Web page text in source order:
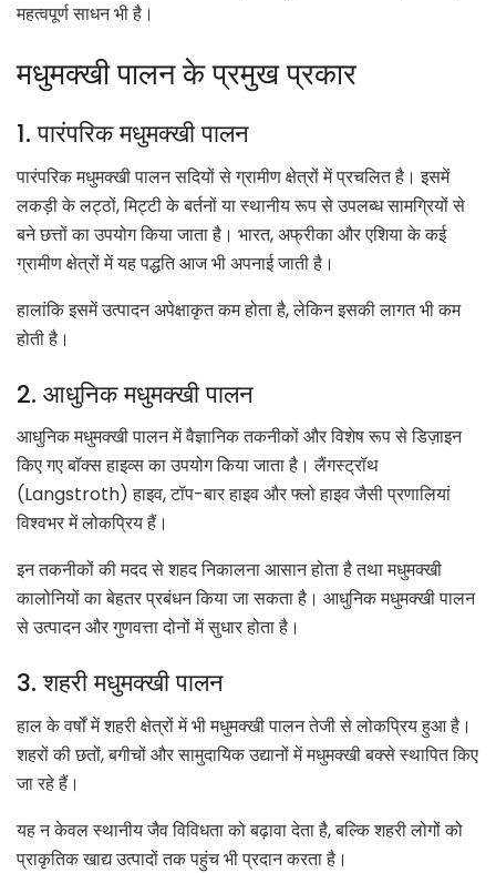
महत्वपूर्ण साधन भी है।
मधुमक्खी पालन के प्रमुख प्रकार
1. पारंपरिक मधुमक्खी पालन
पारंपरिक मधुमक्खी पालन सदियों से ग्रामीण क्षेत्रों में प्रचलित है। इसमें
लकड़ी के लट्ठों, मिट्टी के बर्तनों या स्थानीय रूप से उपलब्ध सामग्रियों से
बने छत्तों का उपयोग किया जाता है। भारत, अफ्रीका और एशिया के कई
ग्रामीण क्षेत्रों में यह पद्धति आज भी अपनाई जाती है।
हालांकि इसमें उत्पादन अपेक्षाकृत कम होता है, लेकिन इसकी लागत भी कम
होती है।
2. आधुनिक मधुमक्खी पालन
आधुनिक मधुमक्खी पालन में वैज्ञानिक तकनीकों और विशेष रूप से डिज़ाइन
किए गए बॉक्स हाइव्स का उपयोग किया जाता है। लैंगस्ट्रॉथ
(Langstroth) हाइव, टॉप-बार हाइव और फ्लो हाइव जैसी प्रणालियां
विश्वभर में लोकप्रिय हैं।
इन तकनीकों की मदद से शहद निकालना आसान होता है तथा मधुमक्खी
कालोनियों का बेहतर प्रबंधन किया जा सकता है। आधुनिक मधुमक्खी पालन
से उत्पादन और गुणवत्ता दोनों में सुधार होता है।
3. शहरी मधुमक्खी पालन
हाल के वर्षों में शहरी क्षेत्रों में भी मधुमक्खी पालन तेजी से लोकप्रिय हुआ है।
शहरों की छतों, बगीचों और सामुदायिक उद्यानों में मधुमक्खी बक्से स्थापित किए
जा रहे हैं।
यह न केवल स्थानीय जैव विविधता को बढ़ावा देता है, बल्कि शहरी लोगों को
प्राकृतिक खाद्य उत्पादों तक पहुंच भी प्रदान करता है।